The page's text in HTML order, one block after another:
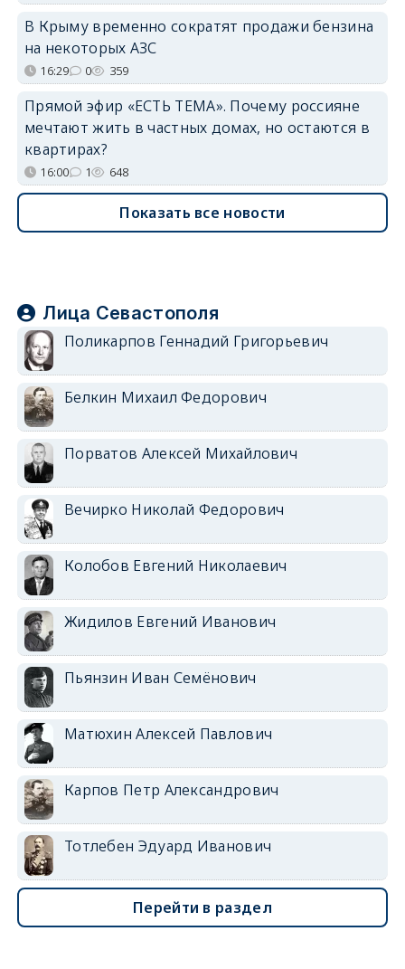
В Крыму временно сократят продажи бензина
на некоторых АЗС
16:29 0 359
Прямой эфир «ЕСТЬ ТЕМА». Почему россияне
мечтают жить в частных домах, но остаются в
квартирах?
16:00 1 648
Показать все новости
Лица Севастополя
Поликарпов Геннадий Григорьевич
Белкин Михаил Федорович
Порватов Алексей Михайлович
Вечирко Николай Федорович
Колобов Евгений Николаевич
Жидилов Евгений Иванович
Пьянзин Иван Семёнович
Матюхин Алексей Павлович
Карпов Петр Александрович
Тотлебен Эдуард Иванович
Перейти в раздел